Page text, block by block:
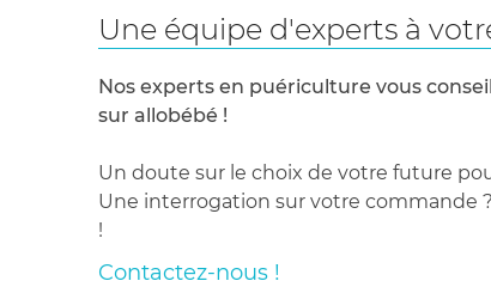
Une équipe d'experts à
Nos experts en puériculture vous
sur allobébé !
Un doute sur le choix de votre future
Une interrogation sur votre commande
!
Contactez-nous !